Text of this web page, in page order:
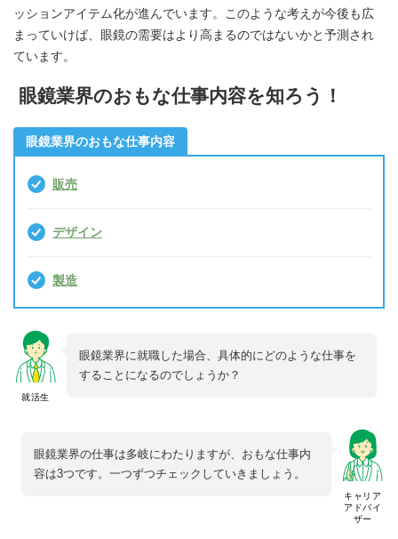
ッションアイテム化が進んでいます。このような考えが今後も広
まっていけば、眼鏡の需要はより高まるのではないかと予測され
ています。
眼鏡業界のおもな仕事内容を知ろう！
眼鏡業界のおもな仕事内容
販売
デザイン
製造
就活生
眼鏡業界に就職した場合、具体的にどのような仕事を
することになるのでしょうか？
キャリア
アドバイ
ザー
眼鏡業界の仕事は多岐にわたりますが、おもな仕事内
容は3つです。一つずつチェックしていきましょう。